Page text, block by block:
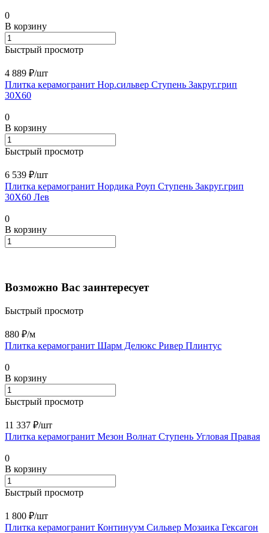
0
В корзину
Быстрый просмотр
4 889 ₽/шт
Плитка керамогранит Нор.сильвер Ступень Закруг.грип
30X60
0
В корзину
Быстрый просмотр
6 539 ₽/шт
Плитка керамогранит Нордика Роуп Ступень Закруг.грип
30X60 Лев
0
В корзину
Возможно Вас заинтересует
Быстрый просмотр
880 ₽/м
Плитка керамогранит Шарм Делюкс Ривер Плинтус
0
В корзину
Быстрый просмотр
11 337 ₽/шт
Плитка керамогранит Мезон Волнат Ступень Угловая Правая
0
В корзину
Быстрый просмотр
1 800 ₽/шт
Плитка керамогранит Континуум Сильвер Мозаика Гексагон